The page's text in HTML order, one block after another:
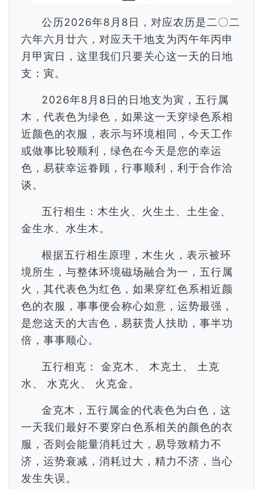
公历2026年8月8日，对应农历是二〇二
六年六月廿六，对应天干地支为丙午年丙申
月甲寅日，这里我们只要关心这一天的日地
支：寅。
2026年8月8日的日地支为寅，五行属
木，代表色为绿色，如果这一天穿绿色系相
近颜色的衣服，表示与环境相同，今天工作
或做事比较顺利，绿色在今天是您的幸运
色，易获幸运眷顾，行事顺利，利于合作洽
谈。
五行相生：木生火、火生土、土生金、
金生水、水生木。
根据五行相生原理，木生火，表示被环
境所生，与整体环境磁场融合为一，五行属
火，其代表色为红色，如果穿红色系相近颜
色的衣服，事事便会称心如意，运势最强，
是您这天的大吉色，易获贵人扶助，事半功
倍，事事顺心。
五行相克： 金克木、 木克土、 土克
水、 水克火、 火克金。
金克木，五行属金的代表色为白色，这
一天我们最好不要穿白色系相关的颜色的衣
服，否则会能量消耗过大，易导致精力不
济，运势衰减，消耗过大，精力不济，当心
发生失误。